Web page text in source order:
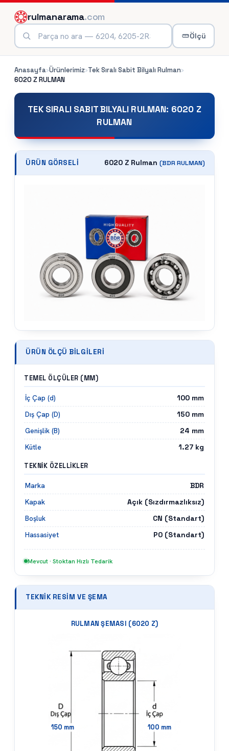
rulmanarama.com
Ölçü
Anasayfa›Ürünlerimiz›Tek Sıralı Sabit Bilyalı Rulman›
6020 ZRULMAN
TEK SIRALI SABIT BILYALI RULMAN: 6020 Z
RULMAN
ÜRÜN GÖRSELI 6020 Z Rulman (BDRRULMAN)
ÜRÜN ÖLÇÜ BILGILERI
TEMEL ÖLÇÜLER (MM)
İç Çap (d) 100 mm
Dış Çap (D)
150 mm
Genişlik (B)
24 mm
Kütle
1.27 kg
TEKNIK ÖZELLIKLER
Marka
BDR
Kapak
Açık (Sızdırmazlıksız)
Boşluk
CN (Standart)
Hassasiyet
P0 (Standart)
Mevcut · Stoktan Hızlı Tedarik
TEKNIK RESIM VE ŞEMA
RULMAN ŞEMASI (6020 Z)
150 mm 100 mm